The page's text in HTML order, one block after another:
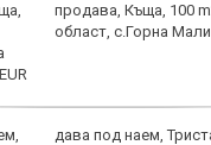
продава, Къща, 100
област, с.Горна
дава под наем,